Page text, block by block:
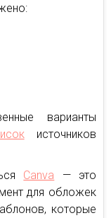
варианты
источников
Canva — это
для обложек
которые